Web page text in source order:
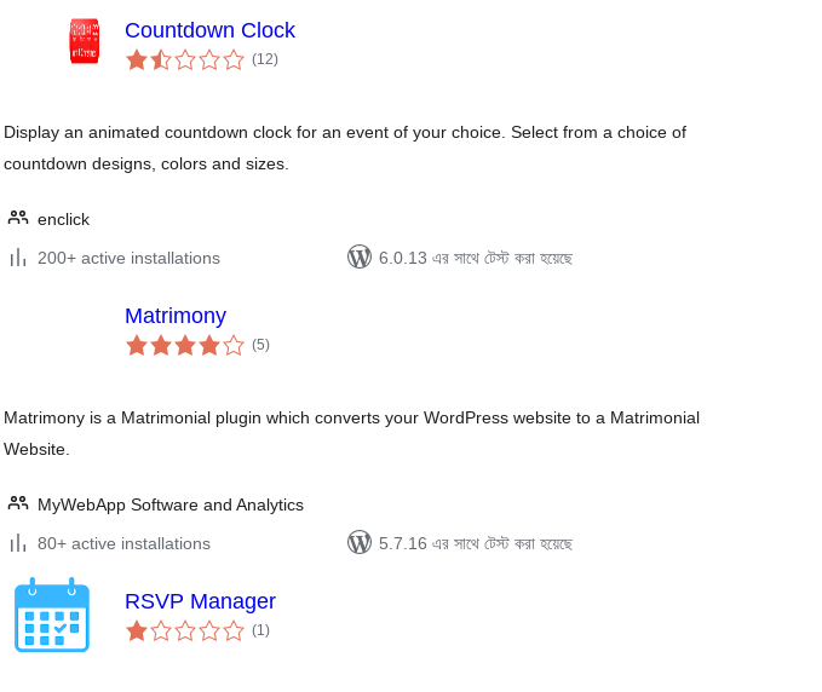
Countdown Clock
(12total
ratings
)
Display an animated countdown clock for an event of your choice. Select from a choice of
countdown designs, colors and sizes.
enclick
200+ active installations
6.0.13 এর সাথে টেস্ট করা হয়েছে
Matrimony
(5total
ratings
)
Matrimony is a Matrimonial plugin which converts your WordPress website to a Matrimonial
Website.
MyWebApp Software and Analytics
80+ active installations
5.7.16 এর সাথে টেস্ট করা হয়েছে
RSVP Manager
(1total
ratings
)